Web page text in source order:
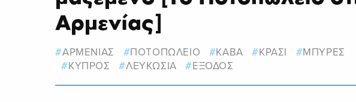
Αρμενίας]
ΑΡΜΕΝΙΑΣ ΠΟΤΟΠΩΛΕΙΟ ΚΑΒΑ ΚΡΑΣΙ
ΜΠΥΡΕΣ
ΚΥΠΡΟΣ
ΛΕΥΚΩΣΙΑ ΕΞΟΔΟΣ